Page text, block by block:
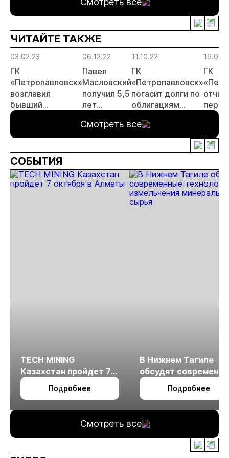
МСБ
ЧИТАЙТЕ ТАКЖЕ
03.02.23
ГК
«Петропавловск»
возглавил
бывший
руководитель
«Полюс» Федор
Кирсанов
06.12.22
Павел
Масловский
получил 5,5
лет
11.10.22
ГК
«Петропавловск»
погасит долги по
облигациям
года
ГК
Смотреть все
СОБЫТИЯ
TECH MINING
Казахстан пройдет 7
октября в Алматы
Подробнее
В Нижнем Тагиле
обсудят
технологии
измельчения
Подробнее
Смотреть все